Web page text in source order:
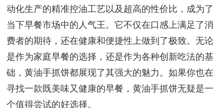
动化生产的精准控油工艺以及超高的性价比，成为了
当下早餐市场中的人气王。它不仅在口感上满足了消
费者的期待，还在健康和便捷性上做到了极致。无论
是作为家庭早餐的选择，还是作为各种创新吃法的基
础，黄油手抓饼都展现了其强大的魅力。如果你也在
寻找一款既美味又健康的早餐，黄油手抓饼无疑是一
个值得尝试的好选择。